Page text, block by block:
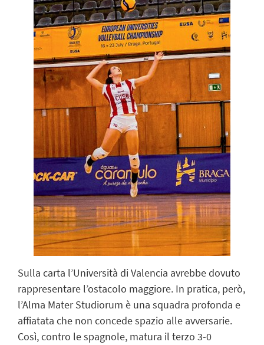
Sulla carta l’Università di Valencia avrebbe dovuto
rappresentare l’ostacolo maggiore. In pratica, però,
l’Alma Mater Studiorum è una squadra profonda e
affiatata che non concede spazio alle avversarie.
Così, contro le spagnole, matura il terzo 3-0